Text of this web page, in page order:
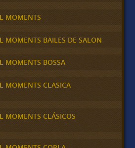
MOMENTS
MOMENTS BAILES DE SALON
MOMENTS BOSSA
MOMENTS CLASICA
MOMENTS CLÁSICOS